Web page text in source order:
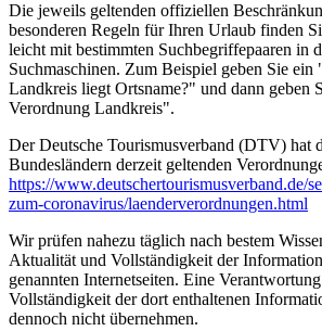
Die jeweils geltenden offiziellen
besonderen Regeln für Ihren Urlaub finden
leicht mit bestimmten Suchbegriffepaaren in
Suchmaschinen. Zum Beispiel geben Sie
Landkreis liegt Ortsname?" und dann geben
Verordnung Landkreis".
Der Deutsche Tourismusverband (DTV) hat
Bundesländern derzeit geltenden
https://www.deutscher­tourismusverband.de/­
zum-coronavirus/­laenderverordnungen.html
Wir prüfen nahezu täglich nach bestem
Aktualität und Vollständigkeit der
genannten Internetseiten. Eine
Vollständigkeit der dort enthaltenen
dennoch nicht übernehmen.